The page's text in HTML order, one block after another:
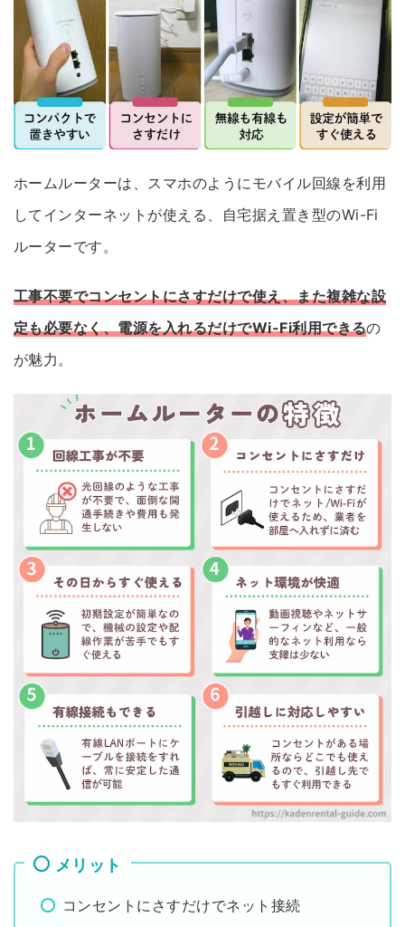
ホームルーターは、スマホのようにモバイル回線を利用
してインターネットが使える、自宅据え置き型のWi-Fi
ルーターです。
工事不要でコンセントにさすだけで使え、また複雑な設
定も必要なく、電源を入れるだけでWi-Fi利用できるの
が魅力。
メリット
コンセントにさすだけでネット接続